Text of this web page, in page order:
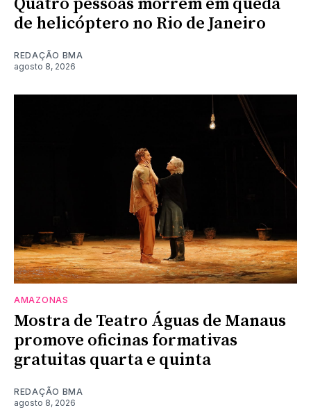
de helicóptero no Rio de Janeiro
REDAÇÃO BMA
agosto 8, 2026
AMAZONAS
Mostra de Teatro Águas de Manaus
promove oficinas formativas
gratuitas quarta e quinta
REDAÇÃO BMA
agosto 8, 2026